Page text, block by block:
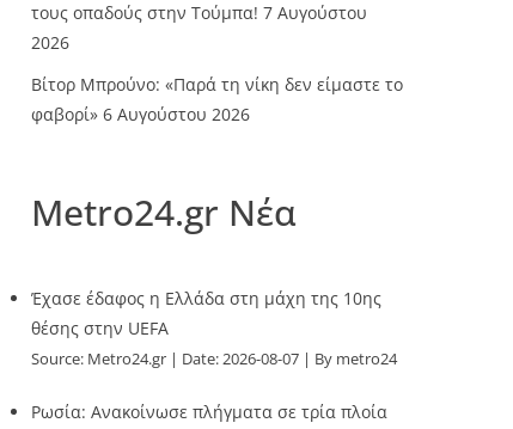
τους οπαδούς στην Τούμπα! 7 Αυγούστου
2026
Βίτορ Μπρούνο: «Παρά τη νίκη δεν είμαστε το
φαβορί» 6 Αυγούστου 2026
Metro24.gr Νέα
Έχασε έδαφος η Ελλάδα στη μάχη της 10ης
θέσης στην UEFA
Source: Metro24.gr Date: 2026-08-07 By metro24
Ρωσία: Ανακοίνωσε πλήγματα σε τρία πλοία